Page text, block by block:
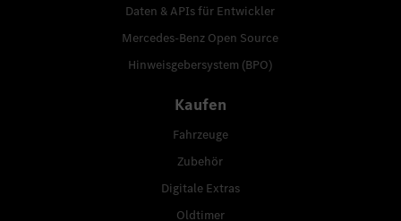
Daten & APIs für Entwickler
Mercedes-Benz Open Source
Hinweisgebersystem (BPO)
Kaufen
Fahrzeuge
Zubehör
Digitale Extras
Oldtimer